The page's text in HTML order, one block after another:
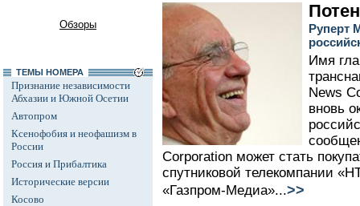
Обзоры
ТЕМЫ НОМЕРА
Признание независимости
Абхазии и Южной Осетии
Автопром
Ксенофобия и неофашизм в
России
Россия и Прибалтика
Исторические версии
Косово
Руперт
Имя
News
вновь
Corporation может стать
спутниковой телекомпании
«Газпром-Медиа»...>>